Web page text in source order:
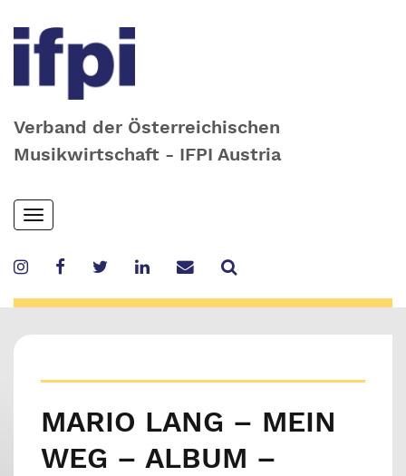
Verband der Österreichischen
Musikwirtschaft - IFPI Austria
Skip
to
content
Toggle
navigation
MARIO LANG – MEIN
WEG – ALBUM –